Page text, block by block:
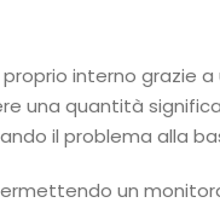
proprio interno grazie
una quantità
il problema alla
un